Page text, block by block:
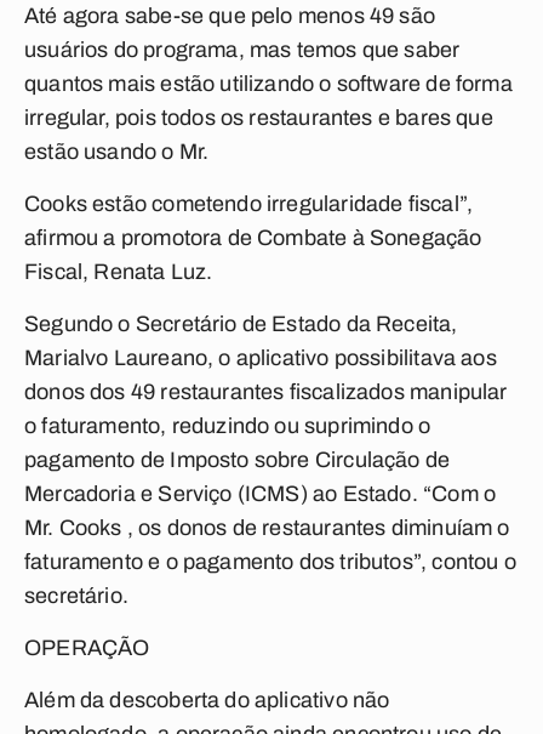
Até agora sabe-se que pelo menos 49 são
usuários do programa, mas temos que saber
quantos mais estão utilizando o software de forma
irregular, pois todos os restaurantes e bares que
estão usando o Mr.
Cooks estão cometendo irregularidade fiscal”,
afirmou a promotora de Combate à Sonegação
Fiscal, Renata Luz.
Segundo o Secretário de Estado da Receita,
Marialvo Laureano, o aplicativo possibilitava aos
donos dos 49 restaurantes fiscalizados manipular
o faturamento, reduzindo ou suprimindo o
pagamento de Imposto sobre Circulação de
Mercadoria e Serviço (ICMS) ao Estado. “Com o
Mr. Cooks , os donos de restaurantes diminuíam o
faturamento e o pagamento dos tributos”, contou o
secretário.
OPERAÇÃO
Além da descoberta do aplicativo não